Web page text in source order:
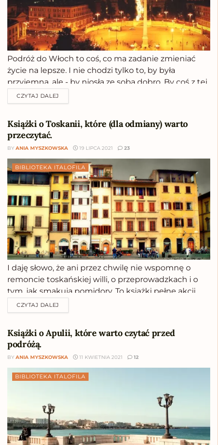
Podróż do Włoch to coś, co ma zadanie zmieniać
życie na lepsze. I nie chodzi tylko to, by była
przyjemna, ale - by niosła ze sobą dobro. By coś z tej
podróży - poza górą wyprodukowanych śmieci, po
nas pozostało. Są tacy, co twierdzą, że...
CZYTAJ DALEJ
Książki o Toskanii, które (dla odmiany) warto
przeczytać.
BY ANIA MYSZKOWSKA 19 LIPCA 2021 23
BIBLIOTEKA ITALOFILA
I daję słowo, że ani przez chwilę nie wspomnę o
remoncie toskańskiej willi, o przeprowadzkach i o
tym, jak smakują pomidory. To książki pełne akcji,
sensacji i niedopowiedzeń, które nikomu nie
pozwolą oka zmrużyć przed końcówką.Dokładnie
akcją w...
CZYTAJ DALEJ
Książki o Apulii, które warto czytać przed
podróżą.
BY ANIA MYSZKOWSKA 11 KWIETNIA 2021 12
BIBLIOTEKA ITALOFILA